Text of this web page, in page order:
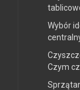
Wybór
Czym